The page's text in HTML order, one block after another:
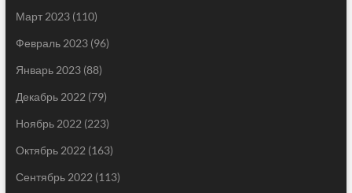
Март 2023(110)
Февраль 2023(96)
Январь 2023(88)
Декабрь 2022 (79)
Ноябрь 2022 (223)
Октябрь 2022 (163)
Сентябрь 2022 (113)